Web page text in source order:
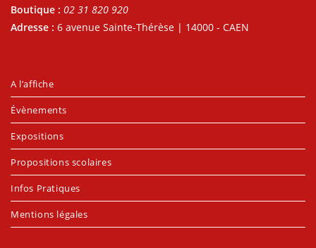
Boutique : 02 31 820 920
Adresse : 6 avenue Sainte-Thérèse | 14000 - CAEN
A l’affiche
Évènements
Expositions
Propositions scolaires
Infos Pratiques
Mentions légales